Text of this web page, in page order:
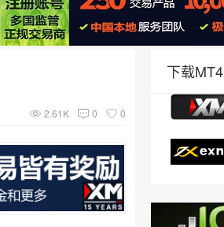
2.61K 0 0
下载MT4